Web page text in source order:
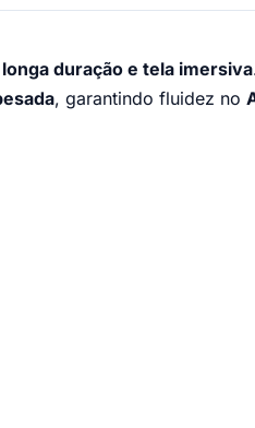
duração e tela imersiva
, garantindo fluidez no